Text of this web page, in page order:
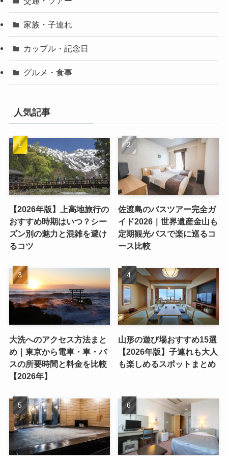
家族・子連れ
カップル・記念日
グルメ・食事
人気記事
【2026年版】上高地旅行の
おすすめ時期はいつ？シー
ズン別の魅力と混雑を避け
るコツ
佐渡島のバスツアー完全ガ
イド2026｜世界遺産金山も
定期観光バスで楽に巡るコ
ース比較
大洗へのアクセス方法まと
め｜東京から電車・車・バ
スの所要時間と料金を比較
【2026年】
山形の遊び場おすすめ15選
【2026年版】子連れも大人
も楽しめるスポットまとめ